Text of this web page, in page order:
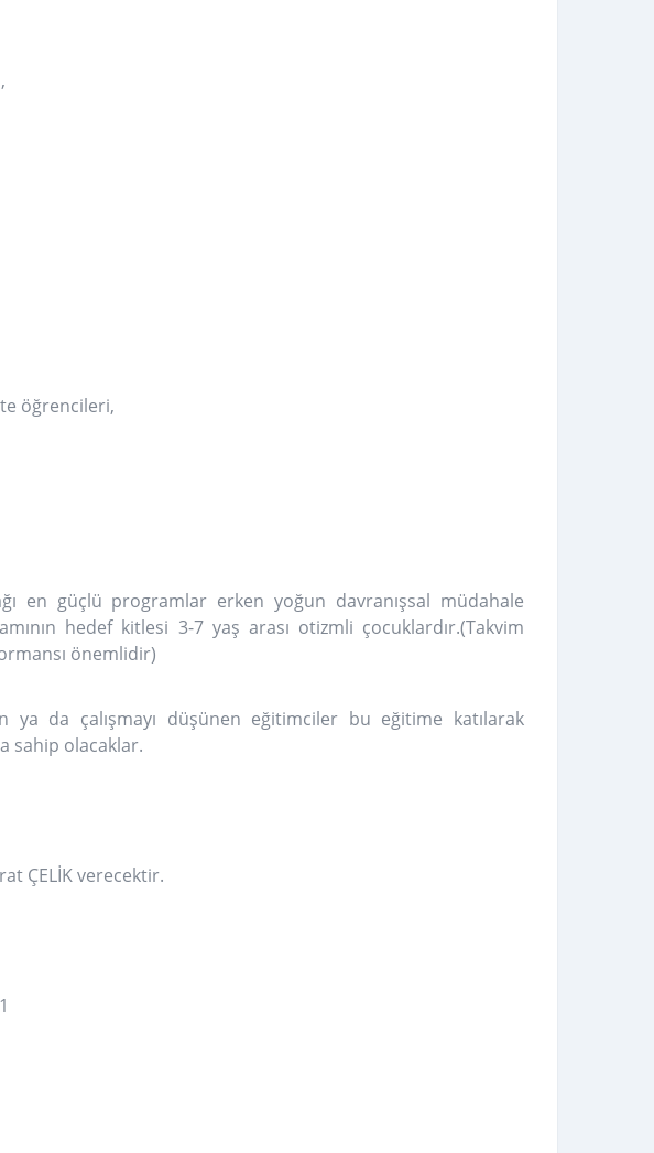
öğrencileri,
en güçlü programlar erken yoğun davranışsal müdahale
hedef kitlesi 3-7 yaş arası otizmli çocuklardır.(Takvim
önemlidir)
ya da çalışmayı düşünen eğitimciler bu eğitime katılarak
sahip olacaklar.
ÇELİK verecektir.